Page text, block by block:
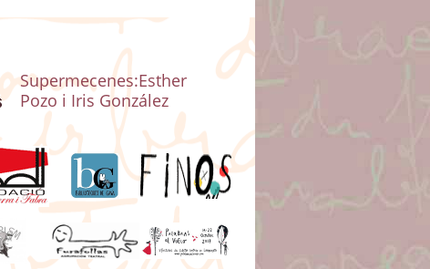
Supermecenes:Esther
Pozo i Iris González